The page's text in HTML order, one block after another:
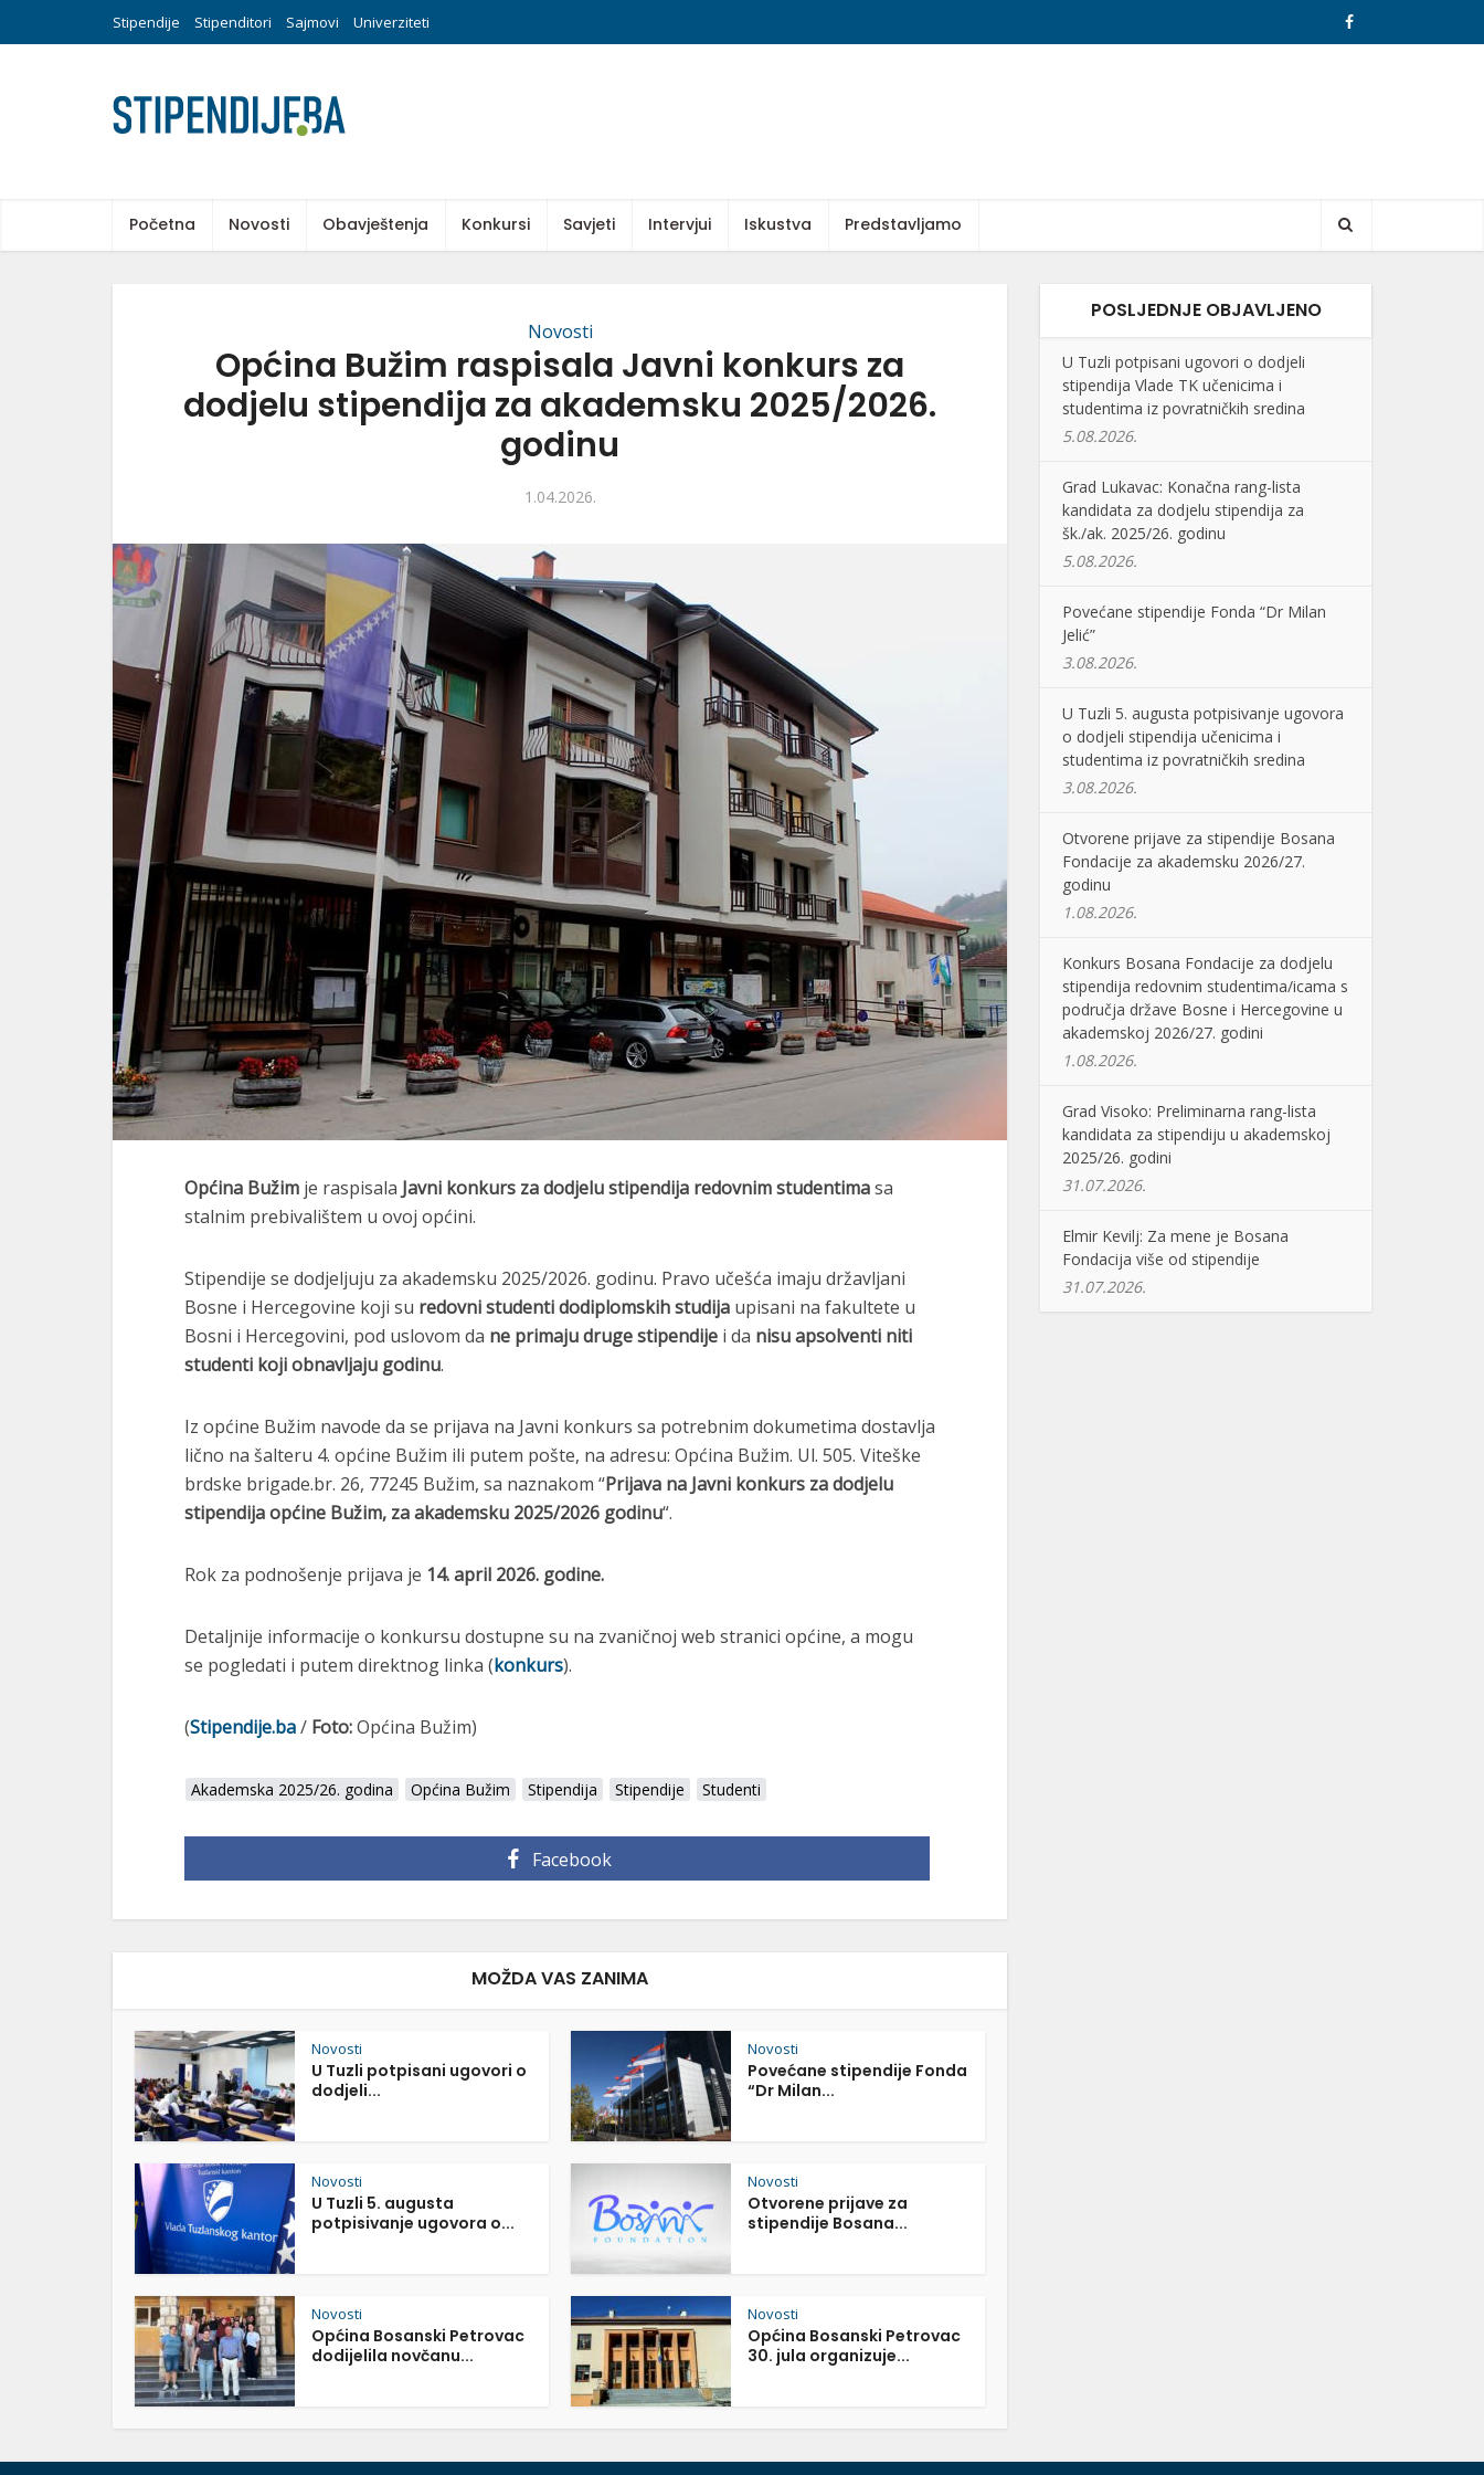
Stipendije Stipenditori Sajmovi Univerziteti
Početna Novosti Obavještenja Konkursi Savjeti Intervjui Iskustva Predstavljamo
Novosti
Općina Bužim raspisala Javni konkurs za
dodjelu stipendija za akademsku 2025/2026.
godinu
1.04.2026.
Općina Bužim je raspisala Javni konkurs za dodjelu stipendija redovnim studentimasa
stalnim prebivalištem u ovoj općini.
Stipendije se dodjeljuju za akademsku 2025/2026. godinu. Pravo učešća imaju državljani
Bosne i Hercegovine koji su redovni studenti dodiplomskih studija upisani na fakultete u
Bosni i Hercegovini, pod uslovom da ne primaju druge stipendije i da nisu apsolventi niti
studenti koji obnavljaju godinu.
Iz općine Bužim navode da se prijava na Javni konkurs sa potrebnim dokumetima dostavlja
lično na šalteru 4. općine Bužim ili putem pošte, na adresu: Općina Bužim. Ul. 505. Viteške
brdske brigade.br. 26, 77245 Bužim, sa naznakom “Prijava na Javni konkurs za dodjelu
stipendija općine Bužim, za akademsku 2025/2026 godinu“.
Rok za podnošenje prijava je 14. april 2026. godine.
Detaljnije informacije o konkursu dostupne su na zvaničnoj web stranici općine, a mogu
se pogledati i putem direktnog linka (konkurs).
(Stipendije.ba/ Foto:Općina Bužim)
Akademska 2025/26. godina Općina Bužim Stipendija Stipendije Studenti
Facebook
MOŽDA VAS ZANIMA
Novosti
U Tuzli potpisani ugovori o
dodjeli...
Novosti
Povećane stipendije Fonda
“Dr Milan...
Novosti
U Tuzli 5. augusta
potpisivanje ugovora o...
Novosti
Otvorene prijave za
stipendije Bosana...
Novosti
Općina Bosanski Petrovac
dodijelila novčanu...
Novosti
Općina Bosanski Petrovac
30. jula organizuje...
POSLJEDNJE OBJAVLJENO
U Tuzli potpisani ugovori o dodjeli
stipendija Vlade TK učenicima i
studentima iz povratničkih sredina
5.08.2026.
Grad Lukavac: Konačna rang-lista
kandidata za dodjelu stipendija za
šk./ak. 2025/26. godinu
5.08.2026.
Povećane stipendije Fonda “Dr Milan
Jelić”
3.08.2026.
U Tuzli 5. augusta potpisivanje ugovora
o dodjeli stipendija učenicima i
studentima iz povratničkih sredina
3.08.2026.
Otvorene prijave za stipendije Bosana
Fondacije za akademsku 2026/27.
godinu
1.08.2026.
Konkurs Bosana Fondacije za dodjelu
stipendija redovnim studentima/icama s
područja države Bosne i Hercegovine u
akademskoj 2026/27. godini
1.08.2026.
Grad Visoko: Preliminarna rang-lista
kandidata za stipendiju u akademskoj
2025/26. godini
31.07.2026.
Elmir Kevilj: Za mene je Bosana
Fondacija više od stipendije
31.07.2026.